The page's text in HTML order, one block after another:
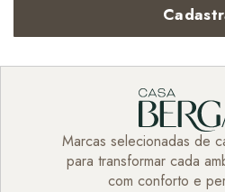
Marcas selecionadas de
para transformar cada
com conforto e